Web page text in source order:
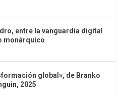
entre la vanguardia digital
monárquico
global», de Branko
2025